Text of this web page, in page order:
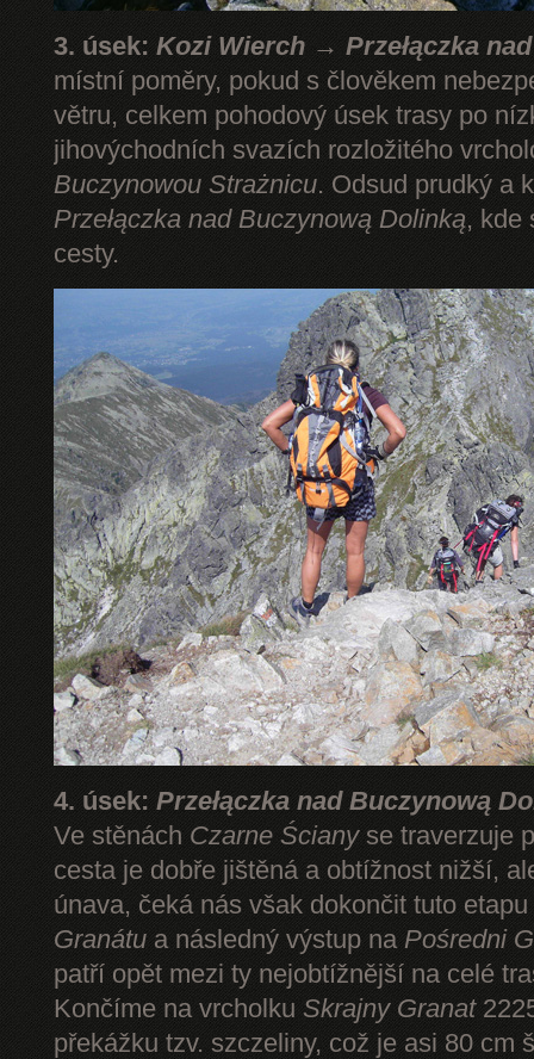
3. úsek: Kozi Wierch → Przełączka
místní poměry, pokud s člověkem
větru, celkem pohodový úsek trasy po
jihovýchodních svazích rozložitého
Buczynowou Strażnicu. Odsud prudký a
Przełączka nad Buczynową Dolinką, kde
cesty.
4. úsek: Przełączka nad Buczynową
Ve stěnách Czarne Ścianyse traverzuje
cesta je dobře jištěná a obtížnost nižší,
únava, čeká nás však dokončit tuto
Granátu a následný výstup na Pośredni
patří opět mezi ty nejobtížnější na celé
Končíme na vrcholku Skrajny Granat
překážku tzv. szczeliny, což je asi 80 cm